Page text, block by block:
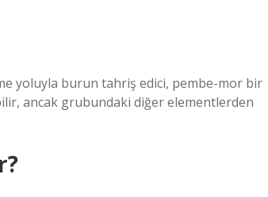
yoluyla burun tahriş edici, pembe-mor bir
ancak grubundaki diğer elementlerden